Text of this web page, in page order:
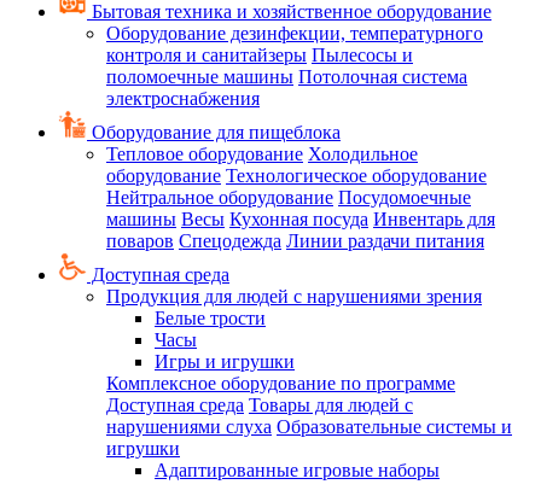
Бытовая техника и хозяйственное оборудование
Оборудование дезинфекции, температурного
контроля и санитайзеры Пылесосы и
поломоечные машины Потолочная система
электроснабжения
Оборудование для пищеблока
Тепловое оборудование Холодильное
оборудование Технологическое оборудование
Нейтральное оборудование Посудомоечные
машины Весы Кухонная посуда Инвентарь для
поваров Спецодежда Линии раздачи питания
Доступная среда
Продукция для людей с нарушениями зрения
Белые трости
Часы
Игры и игрушки
Комплексное оборудование по программе
Доступная среда Товары для людей с
нарушениями слуха Образовательные системы и
игрушки
Адаптированные игровые наборы